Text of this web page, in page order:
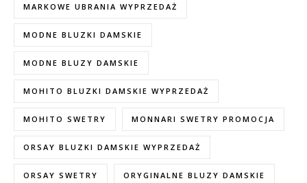
MARKOWE UBRANIA WYPRZEDAŻ
MODNE BLUZKI DAMSKIE
MODNE BLUZY DAMSKIE
MOHITO BLUZKI DAMSKIE WYPRZEDAŻ
MOHITO SWETRY MONNARI SWETRY PROMOCJA
ORSAY BLUZKI DAMSKIE WYPRZEDAŻ
ORSAY SWETRY ORYGINALNE BLUZY DAMSKIE